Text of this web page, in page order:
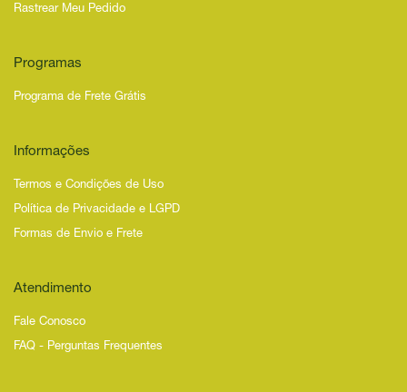
Rastrear Meu Pedido
Programas
Programa de Frete Grátis
Informações
Termos e Condições de Uso
Política de Privacidade e LGPD
Formas de Envio e Frete
Atendimento
Fale Conosco
FAQ - Perguntas Frequentes